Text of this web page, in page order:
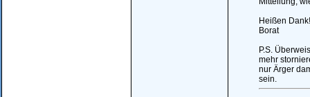
Heißen Dank!
Borat
P.S.
mehr
nur Ärger
sein.